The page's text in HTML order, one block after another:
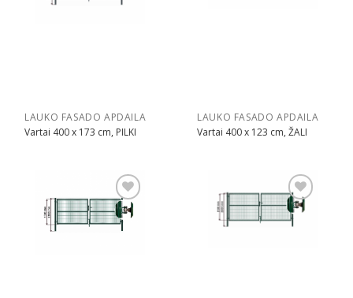
LAUKO FASADO APDAILA
Vartai 400 x 173 cm, PILKI
LAUKO FASADO APDAILA
Vartai 400 x 123 cm, ŽALI
Pridėti Pridėti